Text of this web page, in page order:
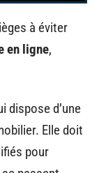
à éviter
en ligne,
dispose d’une
Elle doit
pour